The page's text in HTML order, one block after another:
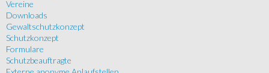
Vereine
Downloads
Gewaltschutzkonzept
Schutzkonzept
Formulare
Schutzbeauftragte